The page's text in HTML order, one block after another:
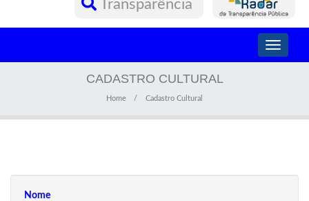
Transparência
Toggle
CADASTRO CULTURAL
Home Cadastro Cultural
Nome